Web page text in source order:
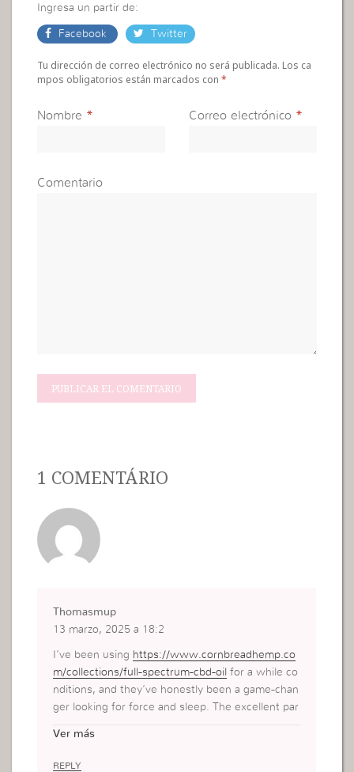
Ingresa un partir de:
Facebook Twitter
Tu dirección de correo electrónico no será publicada. Los ca
mpos obligatorios están marcados con*
Nombre * Correo electrónico *
Comentario
1 COMENTÁRIO
Thomasmup
13 marzo, 2025 a 18:2
I’ve been using https://www.cornbreadhemp.co
m/collections/full-spectrum-cbd-oil for a while co
nditions, and they’ve honestly been a game-chan
ger looking for force and sleep. The excellent par
y taste outstanding, opposite from some other s
Ver más
REPLY